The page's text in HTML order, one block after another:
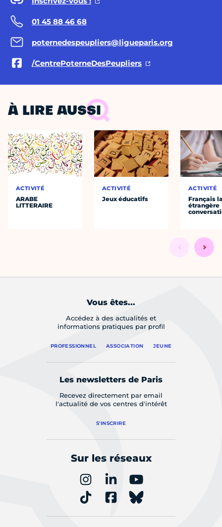
01 45 88 46 68
poternedespeupliers@ligueparis.org
/CentrePoterneDesPeupliers
À LIRE AUSSI
ACTIVITÉ
ARABE
LITTERAIRE
ACTIVITÉ
Jeux éducatifs
ACTIVITÉ
Français
étrangère
Vous êtes...
Accédez à des actualités et
informations pratiques par profil
PROFESSIONNEL ASSOCIATION JEUNE
Les newsletters de Paris
Recevez directement par email
l'actualité de vos centres d'intérêt
S'INSCRIRE
Sur les réseaux